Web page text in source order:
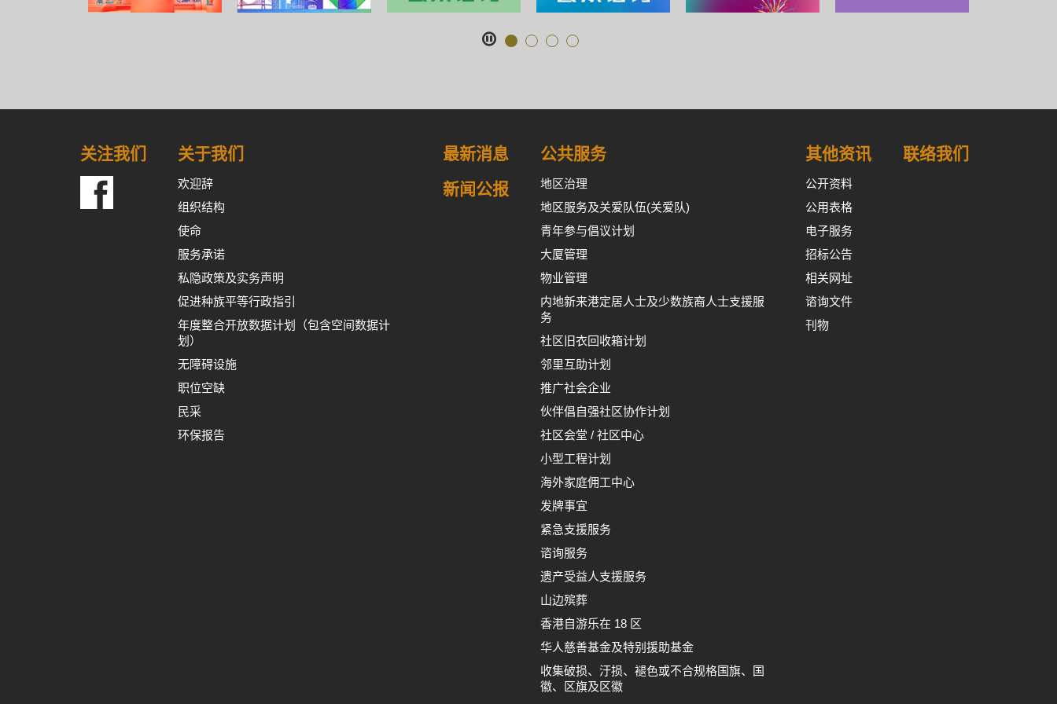
关注我们 关于我们
欢迎辞
组织结构
使命
服务承诺
私隐政策及实务声明
促进种族平等行政指引
年度整合开放数据计划（包含空间数据计
划）
无障碍设施
职位空缺
民采
环保报告
最新消息
新闻公报
公共服务
地区治理
地区服务及关爱队伍(关爱队)
青年参与倡议计划
大厦管理
物业管理
内地新来港定居人士及少数族裔人士支援服
务
社区旧衣回收箱计划
邻里互助计划
推广社会企业
伙伴倡自强社区协作计划
社区会堂 / 社区中心
小型工程计划
海外家庭佣工中心
发牌事宜
紧急支援服务
谘询服务
遗产受益人支援服务
山边殡葬
香港自游乐在 18 区
华人慈善基金及特别援助基金
收集破损、汙损、褪色或不合规格国旗、国
徽、区旗及区徽
其他资讯
公开资料
公用表格
电子服务
招标公告
相关网址
谘询文件
刊物
联络我们